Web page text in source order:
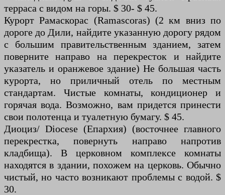
терраса с видом на горы. $ 30- $ 45.
Курорт Рамаскорас (Ramascoras) (2 км вниз по
дороге до Дили, найдите указанную дорогу рядом
с большим правительственным зданием, затем
поверните направо на перекресток и найдите
указатель и оранжевое здание) Не большая часть
курорта, но приличный отель по местным
стандартам. Чистые комнаты, кондиционер и
горячая вода. Возможно, вам придется принести
свои полотенца и туалетную бумагу. $ 45.
Диоциз/ Diocese (Епархия) (восточнее главного
перекрестка, повернуть направо напротив
кладбища). В церковном комплексе комнаты
находятся в здании, похожем на церковь. Обычно
чистый, но часто возникают проблемы с водой. $
30.